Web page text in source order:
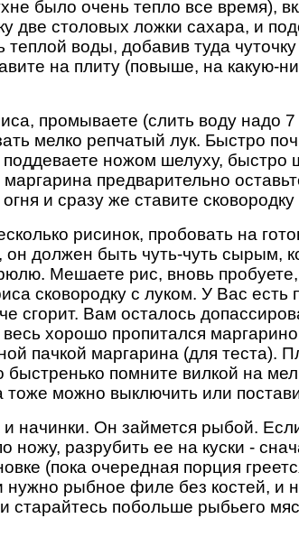
было очень тепло все время),
две столовых ложки сахара, и
воды, добавив туда
на плиту (повыше, на какую-
промываете (слить воду надо
мелко репчатый лук. Быстро
ножом шелуху,
предварительно
и сразу же ставите
рисинок, пробовать на
должен быть чуть-чуть сырым,
Мешаете рис, вновь пробуете,
сковородку с луком. У Вас
сгорит. Вам осталось
хорошо пропитался
пачкой маргарина (для
помните вилкой на
тоже можно выключить или
Он займется рыбой.
ножу, разрубить ее на куски -
(пока очередная порция
рыбное филе без костей, и
побольше рыбьего